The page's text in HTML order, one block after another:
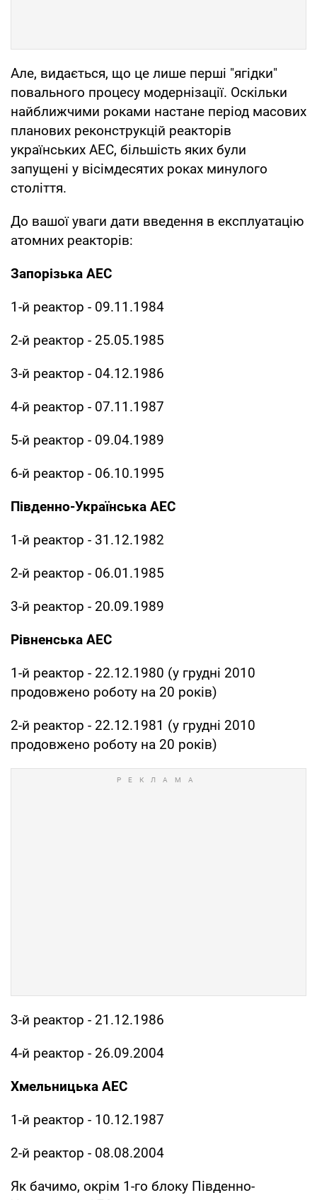
Але, видається, що це лише перші "ягідки"
повального процесу модернізації. Оскільки
найближчими роками настане період масових
планових реконструкцій реакторів
українських АЕС, більшість яких були
запущені у вісімдесятих роках минулого
століття.
До вашої уваги дати введення в експлуатацію
атомних реакторів:
Запорізька АЕС
1-й реактор - 09.11.1984
2-й реактор - 25.05.1985
3-й реактор - 04.12.1986
4-й реактор - 07.11.1987
5-й реактор - 09.04.1989
6-й реактор - 06.10.1995
Південно-Українська АЕС
1-й реактор - 31.12.1982
2-й реактор - 06.01.1985
3-й реактор - 20.09.1989
Рівненська АЕС
1-й реактор - 22.12.1980 (у грудні 2010
продовжено роботу на 20 років)
2-й реактор - 22.12.1981 (у грудні 2010
продовжено роботу на 20 років)
3-й реактор - 21.12.1986
4-й реактор - 26.09.2004
Хмельницька АЕС
1-й реактор - 10.12.1987
2-й реактор - 08.08.2004
Як бачимо, окрім 1-го блоку Південно-